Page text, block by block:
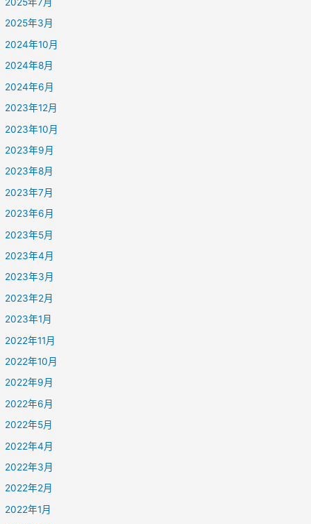
2025年3月
2024年10月
2024年8月
2024年6月
2023年12月
2023年10月
2023年9月
2023年8月
2023年7月
2023年6月
2023年5月
2023年4月
2023年3月
2023年2月
2023年1月
2022年11月
2022年10月
2022年9月
2022年6月
2022年5月
2022年4月
2022年3月
2022年2月
2022年1月